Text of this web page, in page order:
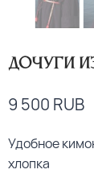
Дочуги
9 500 RUB
Удобное
хлопка